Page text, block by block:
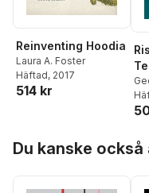
Reinventing Hoodia
Laura A. Foster
Häftad, 2017
514 kr
Du kanske